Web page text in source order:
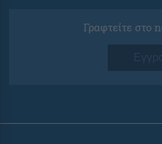
Γραφτείτε στο